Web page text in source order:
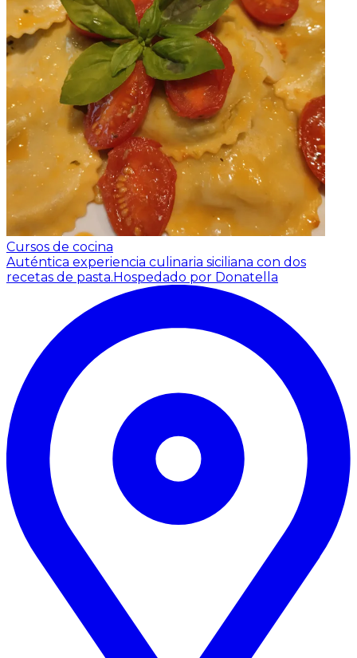
Cursos de cocina
Auténtica experiencia culinaria siciliana con dos
recetas de pasta.Hospedado por Donatella